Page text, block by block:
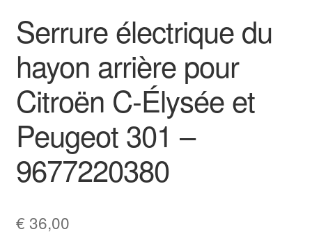
Serrure électrique du
hayon arrière pour
Citroën C-Élysée et
Peugeot 301 –
9677220380
€ 36,00